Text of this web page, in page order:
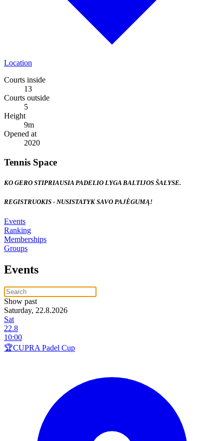
Location
Courts inside
13
Courts outside
5
Height
9m
Opened at
2020
Tennis Space
KO GERO STIPRIAUSIA PADELIO LYGA BALTIJOS ŠALYSE.
REGISTRUOKIS - NUSISTATYK SAVO PAJĖGUMĄ!
Events
Ranking
Memberships
Groups
Events
Show past
Saturday, 22.8.2026
Sat
22.8
10:00
🏆CUPRA Padel Cup